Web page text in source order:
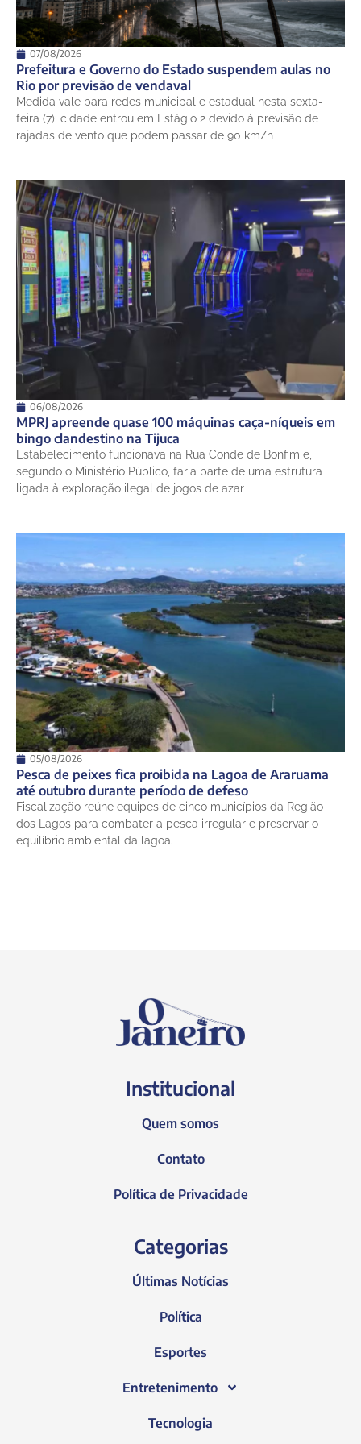
07/08/2026
Prefeitura e Governo do Estado suspendem aulas no
Rio por previsão de vendaval
Medida vale para redes municipal e estadual nesta sexta-
feira (7); cidade entrou em Estágio 2 devido à previsão de
rajadas de vento que podem passar de 90 km/h
06/08/2026
MPRJ apreende quase 100 máquinas caça-níqueis em
bingo clandestino na Tijuca
Estabelecimento funcionava na Rua Conde de Bonfim e,
segundo o Ministério Público, faria parte de uma estrutura
ligada à exploração ilegal de jogos de azar
05/08/2026
Pesca de peixes fica proibida na Lagoa de Araruama
até outubro durante período de defeso
Fiscalização reúne equipes de cinco municípios da Região
dos Lagos para combater a pesca irregular e preservar o
equilíbrio ambiental da lagoa.
Institucional
Quem somos
Contato
Política de Privacidade
Categorias
Últimas Notícias
Política
Esportes
Entretenimento
Tecnologia